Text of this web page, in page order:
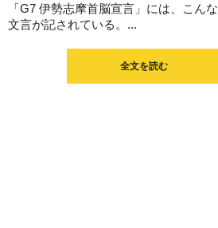
「G7 伊勢志摩首脳宣言」には、こんな
文言が記されている。...
全文を読む